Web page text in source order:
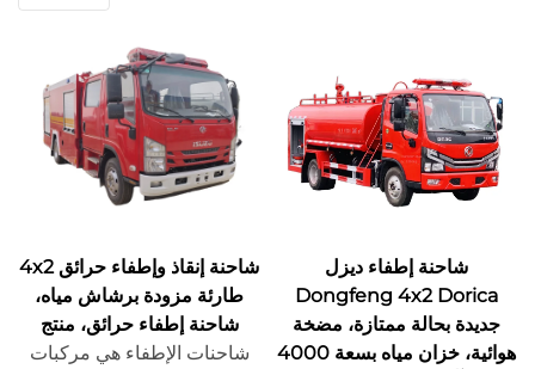
شاحنة إطفاء ديزل
Dongfeng 4x2 Dorica
جديدة بحالة ممتازة، مضخة
هوائية، خزان مياه بسعة 4000
شاحنة إنقاذ وإطفاء حرائق 4x2
طارئة مزودة برشاش مياه،
شاحنة إطفاء حرائق، منتج
شاحنات الإطفاء هي مركبات